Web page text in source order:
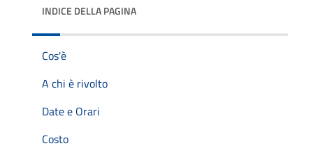
INDICE DELLA PAGINA
Cos'è
A chi è rivolto
Date e Orari
Costo